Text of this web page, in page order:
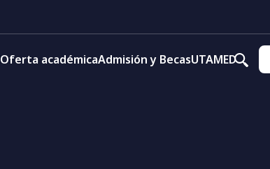
Oferta académicaAdmisión y BecasUTAMED